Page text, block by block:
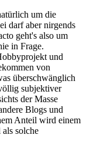
um die
darf aber nirgends
geht's also um
in Frage.
und
von
überschwänglich
subjektiver
der Masse
Blogs und
Anteil wird einem
solche